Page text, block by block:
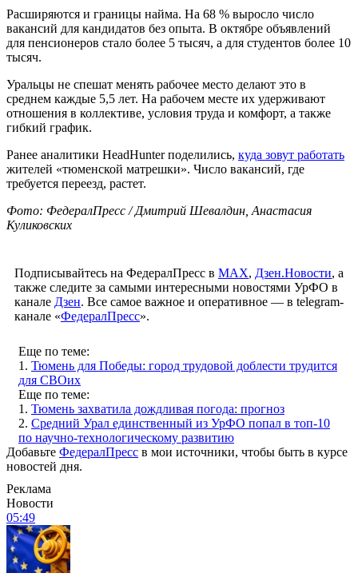
Расширяются и границы найма. На 68 % выросло число
вакансий для кандидатов без опыта. В октябре объявлений
для пенсионеров стало более 5 тысяч, а для студентов более 10
тысяч.
Уральцы не спешат менять рабочее место делают это в
среднем каждые 5,5 лет. На рабочем месте их удерживают
отношения в коллективе, условия труда и комфорт, а также
гибкий график.
Ранее аналитики HeadHunter поделились, куда зовут работать
жителей «тюменской матрешки». Число вакансий, где
требуется переезд, растет.
Фото: ФедералПресс / Дмитрий Шевалдин, Анастасия
Куликовских
Подписывайтесь на ФедералПресс в МАХ, Дзен.Новости, а
также следите за самыми интересными новостями УрФО в
канале Дзен. Все самое важное и оперативное — в telegram-
канале «ФедералПресс».
Еще по теме:
1. Тюмень для Победы: город трудовой доблести трудится
для СВОих
Еще по теме:
1. Тюмень захватила дождливая погода: прогноз
2. Средний Урал единственный из УрФО попал в топ-10
по научно-технологическому развитию
Добавьте ФедералПресс в мои источники, чтобы быть в курсе
новостей дня.
Реклама
Новости
05:49